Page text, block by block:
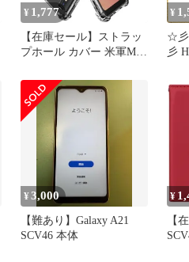
¥ 1,777
【在庫セール】ストラッ
プホール カバー 米軍MIL
02M 衝撃吸収ポケット内
蔵 ケース A20 TPU
Galaxy 耐衝撃ケース Hy+
¥
☆彡
彡
/
/
¥3,000
【難あり】Galaxy A21
SCV46 本体
¥
【